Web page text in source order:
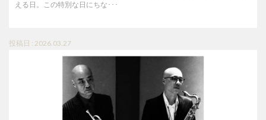
える日。この特別な日にちな･･･
投稿日 : 2026.03.27